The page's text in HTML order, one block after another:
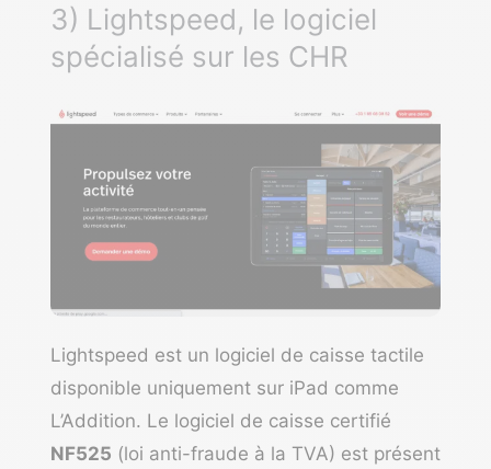
3) Lightspeed, le logiciel
spécialisé sur les CHR
Lightspeed est un logiciel de caisse tactile
disponible uniquement sur iPad comme
L’Addition. Le logiciel de caisse certifié
NF525 (loi anti-fraude à la TVA) est présent